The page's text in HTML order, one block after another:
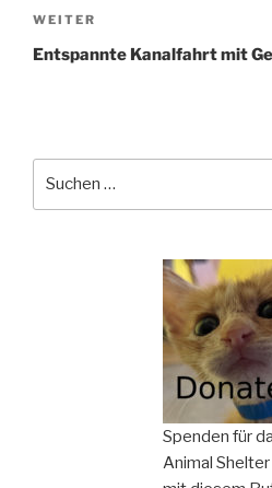
Nächster
Beitrag
WEITER
Entspannte Kanalfahrt mit
Spenden für
Animal